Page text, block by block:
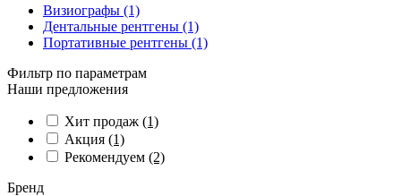
Визиографы (1)
Дентальные рентгены (1)
Портативные рентгены (1)
Фильтр по параметрам
Наши предложения
Хит продаж (1)
Акция (1)
Рекомендуем (2)
Бренд